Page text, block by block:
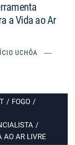
a Vida ao Ar
UCHÔA
/ FOGO /
/
AO AR LIVRE